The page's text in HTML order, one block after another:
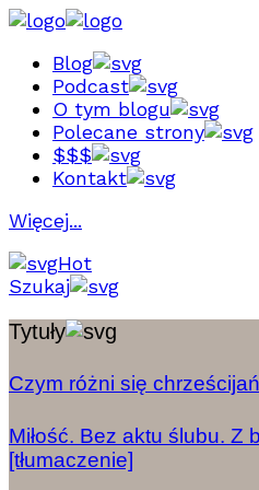
Blog
Podcast
O tym blogu
Polecane strony
$$$
Kontakt
Więcej...
Hot
Szukaj
Tytuły
Czym różni się
Miłość. Bez aktu ślubu. Z
[tłumaczenie]